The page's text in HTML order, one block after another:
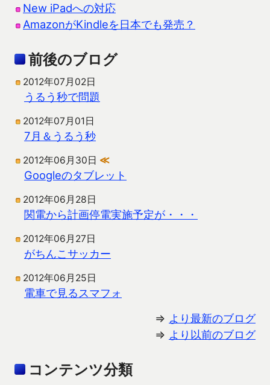
New iPadへの対応
AmazonがKindleを日本でも発売？
前後のブログ
2012年07月02日
うるう秒で問題
2012年07月01日
7月＆うるう秒
2012年06月30日 ≪
Googleのタブレット
2012年06月28日
関電から計画停電実施予定が・・・
2012年06月27日
がちんこサッカー
2012年06月25日
電車で見るスマフォ
⇒ より最新のブログ
⇒ より以前のブログ
コンテンツ分類